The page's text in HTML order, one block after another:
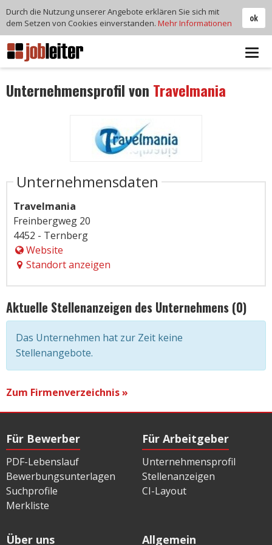
Unternehmensprofil von Travelmania
Unternehmensdaten
Travelmania
Freinbergweg 20
4452 - Ternberg
Website
Standort anzeigen
Aktuelle Stellenanzeigen des Unternehmens (0)
Das Unternehmen hat zur Zeit keine
Stellenangebote.
Zum Firmenverzeichnis »
Für Bewerber
PDF-Lebenslauf
Bewerbungsunterlagen
Suchprofile
Merkliste
Für Arbeitgeber
Unternehmensprofil
Stellenanzeigen
CI-Layout
Über uns Allgemein
ok
Durch die Nutzung unserer Angebote erklären Sie sich mit
dem Setzen von Cookies einverstanden. Mehr Informationen